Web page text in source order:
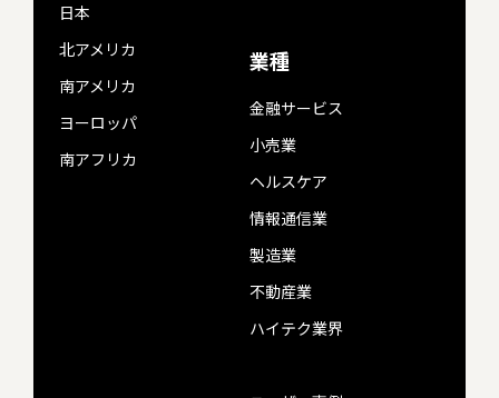
日本
北アメリカ
南アメリカ
ヨーロッパ
南アフリカ
業種
金融サービス
小売業
ヘルスケア
情報通信業
製造業
不動産業
ハイテク業界